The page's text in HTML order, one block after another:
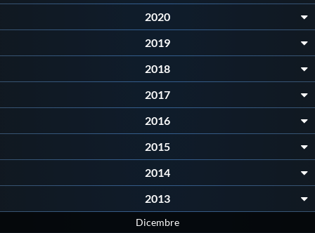
Intranet
Mappa del sito
2020
2019
2018
2017
2016
2015
2014
2013
Dicembre